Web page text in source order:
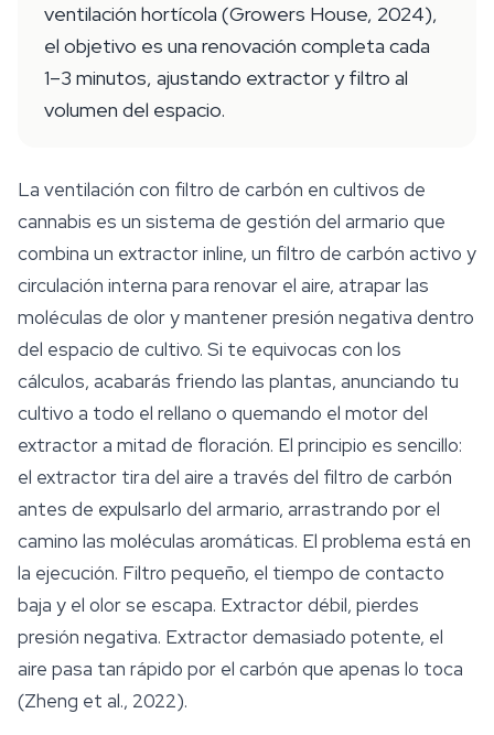
ventilación hortícola (Growers House, 2024),
el objetivo es una renovación completa cada
1–3 minutos, ajustando extractor y filtro al
volumen del espacio.
La ventilación con filtro de carbón en cultivos de
cannabis es un sistema de gestión del armario que
combina un extractor inline, un filtro de carbón activo y
circulación interna para renovar el aire, atrapar las
moléculas de olor y mantener presión negativa dentro
del espacio de cultivo. Si te equivocas con los
cálculos, acabarás friendo las plantas, anunciando tu
cultivo a todo el rellano o quemando el motor del
extractor a mitad de floración. El principio es sencillo:
el extractor tira del aire a través del filtro de carbón
antes de expulsarlo del armario, arrastrando por el
camino las moléculas aromáticas. El problema está en
la ejecución. Filtro pequeño, el tiempo de contacto
baja y el olor se escapa. Extractor débil, pierdes
presión negativa. Extractor demasiado potente, el
aire pasa tan rápido por el carbón que apenas lo toca
(Zheng et al., 2022).